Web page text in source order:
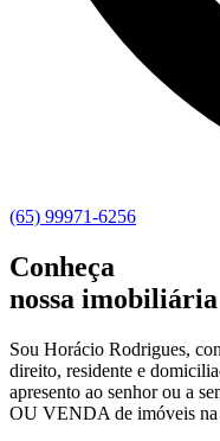
(65) 99971-6256
Conheça
nossa imobiliária
Sou Horácio Rodrigues,
direito, residente e
apresento ao senhor ou a
OU VENDA de imóveis na